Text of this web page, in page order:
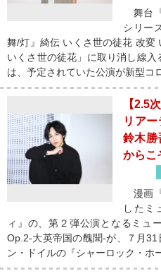
舞台
シリー
舞/灯』綺伝 いくさ世の徒花 改変
いくさ世の徒花」に取り消し線
は、予定されていた公演が新型コ
【2.5
リア
鈴木勝
からこ
漫画
したミ
ィ』の、第２弾公演となるミュ
Op.2-大英帝国の醜聞-が、７月
ン・ドイルの『シャーロック・ホ